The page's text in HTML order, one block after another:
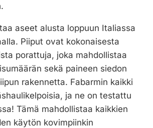
aseet alusta loppuun Italiassa
Piiput ovat kokonaisesta
porattuja, joka mahdollistaa
sekä paineen siedon
rakennetta. Fabarmin kaikki
ja ne on testattu
Tämä mahdollistaa kaikkien
käytön kovimpiinkin